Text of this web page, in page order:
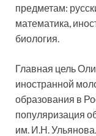
предметам:
математика,
биология.
Главная цель
иностранной
образования в
популяризация
им. И.Н. Ульянова.